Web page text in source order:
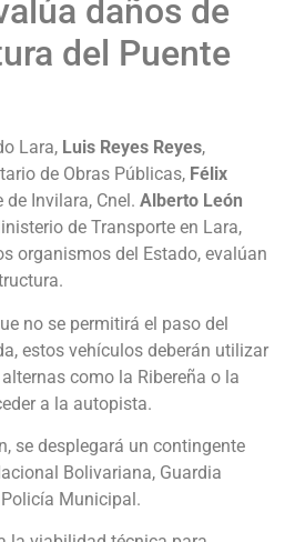
daños de
del Puente
Lara, Luis Reyes Reyes,
de Obras Públicas, Félix
de Invilara, Cnel. Alberto León
de Transporte en Lara,
organismos del Estado, evalúan
no se permitirá el paso del
estos vehículos deberán utilizar
como la Ribereña o la
a la autopista.
se desplegará un contingente
Bolivariana, Guardia
Municipal.